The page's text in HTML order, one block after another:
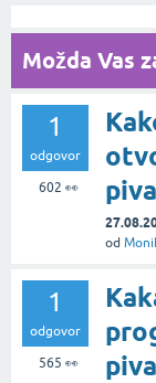
Možda Vas
1
odgovor
602 👀
od
1
odgovor
565 👀